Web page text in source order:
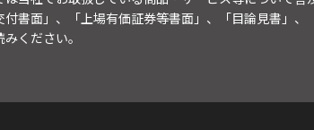
付書面」、「上場有価証券等書面」、「目論見書」
ください。